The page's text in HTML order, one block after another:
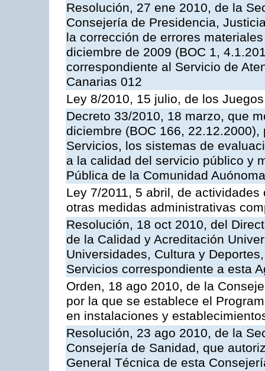
Resolución, 27 ene 2010, de la
Consejería de Presidencia,
la corrección de errores
diciembre de 2009 (BOC 1,
correspondiente al Servicio de
Canarias 012
Ley 8/2010, 15 julio, de los
Decreto 33/2010, 18 marzo, que
diciembre (BOC 166,
Servicios, los sistemas de
a la calidad del servicio público y
Pública de la Comunidad
Ley 7/2011, 5 abril, de
otras medidas administrativas
Resolución, 18 oct 2010, del
de la Calidad y Acreditación
Universidades, Cultura y
Servicios correspondiente a esta
Orden, 18 ago 2010, de la
por la que se establece el
en instalaciones y
Resolución, 23 ago 2010, de la
Consejería de Sanidad, que
General Técnica de esta